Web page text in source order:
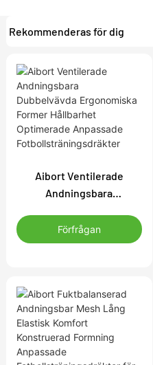
Rekommenderas för dig
Aibort Ventilerade
Andningsbara
Ergonomiska Former
Hållbarhet Optimerade
Förfrågan